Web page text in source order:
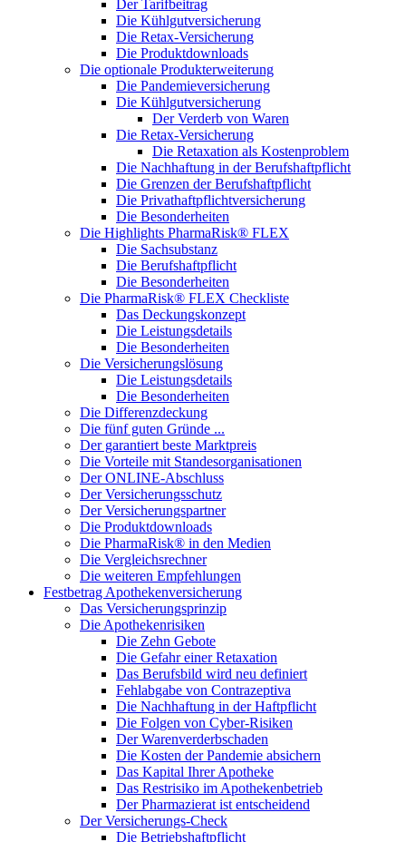
Der Tarifbeitrag
Die Kühlgutversicherung
Die Retax-Versicherung
Die Produktdownloads
Die optionale Produkterweiterung
Die Pandemieversicherung
Die Kühlgutversicherung
Der Verderb von Waren
Die Retax-Versicherung
Die Retaxation als Kostenproblem
Die Nachhaftung in der Berufshaftpflicht
Die Grenzen der Berufshaftpflicht
Die Privathaftpflichtversicherung
Die Besonderheiten
Die Highlights PharmaRisk® FLEX
Die Sachsubstanz
Die Berufshaftpflicht
Die Besonderheiten
Die PharmaRisk® FLEX Checkliste
Das Deckungskonzept
Die Leistungsdetails
Die Besonderheiten
Die Versicherungslösung
Die Leistungsdetails
Die Besonderheiten
Die Differenzdeckung
Die fünf guten Gründe ...
Der garantiert beste Marktpreis
Die Vorteile mit Standesorganisationen
Der ONLINE-Abschluss
Der Versicherungsschutz
Der Versicherungspartner
Die Produktdownloads
Die PharmaRisk® in den Medien
Die Vergleichsrechner
Die weiteren Empfehlungen
Festbetrag Apothekenversicherung
Das Versicherungsprinzip
Die Apothekenrisiken
Die Zehn Gebote
Die Gefahr einer Retaxation
Das Berufsbild wird neu definiert
Fehlabgabe von Contrazeptiva
Die Nachhaftung in der Haftpflicht
Die Folgen von Cyber-Risiken
Der Warenverderbschaden
Die Kosten der Pandemie absichern
Das Kapital Ihrer Apotheke
Das Restrisiko im Apothekenbetrieb
Der Pharmazierat ist entscheidend
Der Versicherungs-Check
Die Betriebshaftpflicht